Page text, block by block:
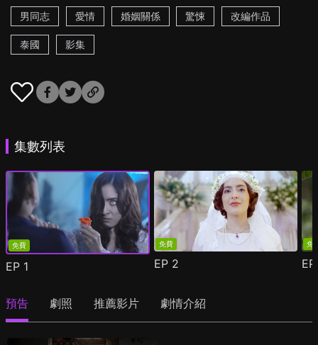
男同志
愛情 婚姻關係 驚悚 改編作品
泰國 影集
集數列表
免費
EP 1
免費
EP 2
免
預告 劇照 推薦影片 劇情介紹